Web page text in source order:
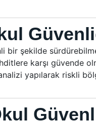
bir şekilde
karşı güvende
yapılarak riskli